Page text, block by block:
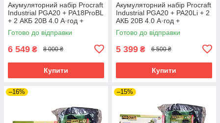
Акумуляторний набір Procraft
Industrial PGA20 + PA18ProBL
+ 2 АКБ 20В 4.0 А·год +
Зарядний пристрій
Charger20/1 Eco + Сумка
Готово до відправки
6 549 ₴ 8 000 ₴
Купити
Акумуляторний набір Procraft
Industrial PGA20 + PA20Li + 2
АКБ 20В 4.0 А·год +
Зарядний пристрій
Charger20/1 Eco + Сумка
Готово до відправки
5 399 ₴ 6 500 ₴
Купити
–16% –15%